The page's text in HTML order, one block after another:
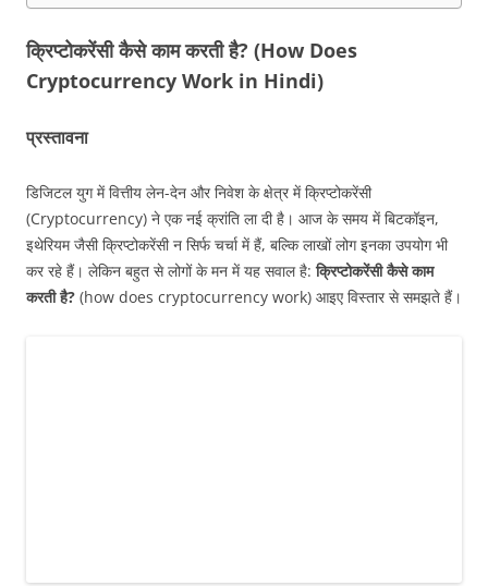
क्रिप्टोकरेंसी कैसे काम करती है? (How Does
Cryptocurrency Work in Hindi)
प्रस्तावना
डिजिटल युग में वित्तीय लेन-देन और निवेश के क्षेत्र में क्रिप्टोकरेंसी
(Cryptocurrency) ने एक नई क्रांति ला दी है। आज के समय में बिटकॉइन,
इथेरियम जैसी क्रिप्टोकरेंसी न सिर्फ चर्चा में हैं, बल्कि लाखों लोग इनका उपयोग भी
कर रहे हैं। लेकिन बहुत से लोगों के मन में यह सवाल है:क्रिप्टोकरेंसी कैसे काम
करती है? (how does cryptocurrency work) आइए विस्तार से समझते हैं।